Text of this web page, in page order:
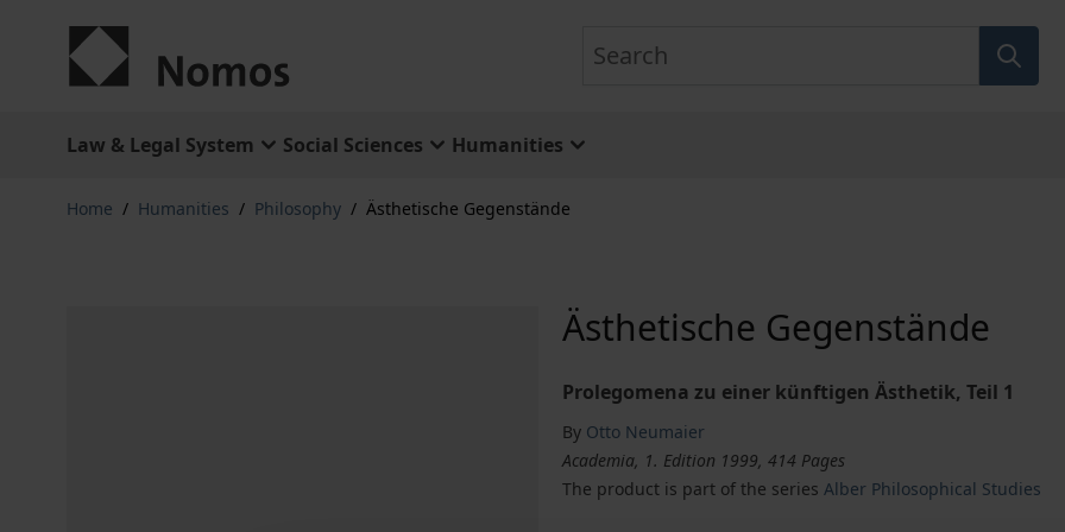
Law & Legal System Social Sciences Humanities
Home / Humanities / Philosophy / Ästhetische Gegenstände
Ästhetische Gegenstände
Prolegomena zu einer künftigen Ästhetik, Teil 1
By Otto Neumaier
Academia, 1. Edition 1999, 414 Pages
The product is part of the seriesAlber Philosophical Studies